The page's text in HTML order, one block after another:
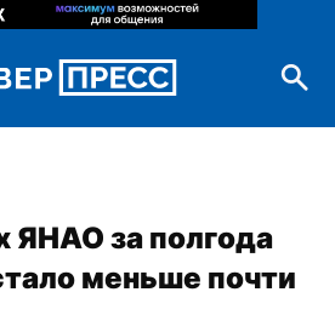
ЯНАО за полгода
меньше почти